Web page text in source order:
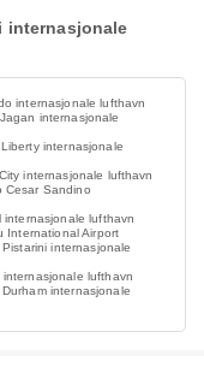
internasjonale
internasjonale lufthavn
internasjonale
internasjonale
internasjonale lufthavn
Cesar Sandino
internasjonale lufthavn
International Airport
internasjonale
lufthavn
internasjonale